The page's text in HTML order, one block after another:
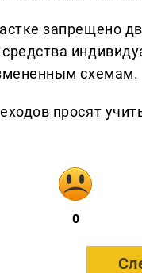
запрещено
схемам.
просят
0